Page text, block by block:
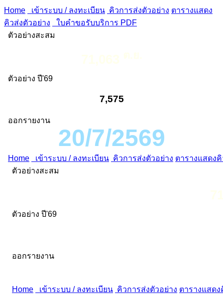
Home เข้าระบบ / ลงทะเบียน คิวการส่งตัวอย่าง ตารางแสดง
คิวส่งตัวอย่าง
ใบคำขอรับบริการ PDF
ตัวอย่างสะสม
ตัวอย่าง ปี'69
7,575
ออกรายงาน
20/7/2569